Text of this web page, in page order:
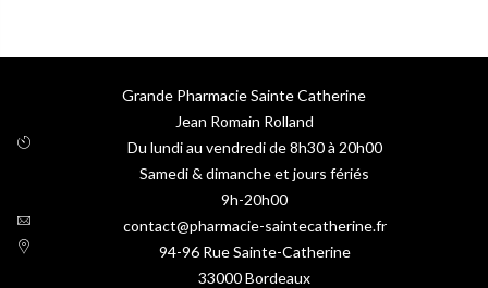
Grande Pharmacie Sainte Catherine
Jean Romain Rolland
Du lundi au vendredi de 8h30 à 20h00
Samedi & dimanche et jours fériés
9h-20h00
contact@pharmacie-saintecatherine.fr
94-96 Rue Sainte-Catherine
33000Bordeaux